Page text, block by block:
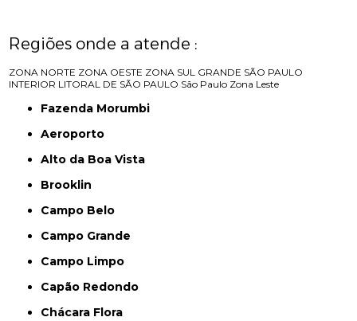
Regiões onde a atende :
ZONA NORTE ZONA OESTE ZONA SUL GRANDE SÃO PAULO
INTERIOR LITORAL DE SÃO PAULO São Paulo Zona Leste
Fazenda Morumbi
Aeroporto
Alto da Boa Vista
Brooklin
Campo Belo
Campo Grande
Campo Limpo
Capão Redondo
Chácara Flora